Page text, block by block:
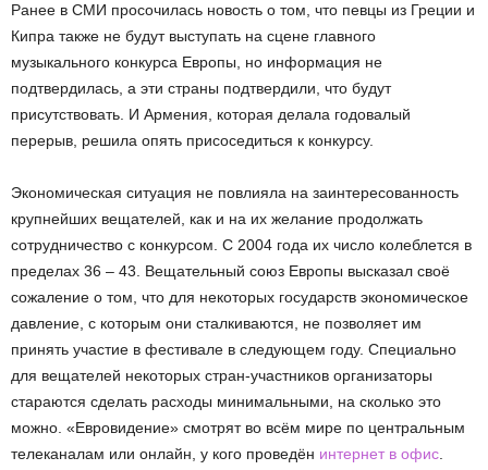
Ранее в СМИ просочилась новость о том, что певцы из Греции и
Кипра также не будут выступать на сцене главного
музыкального конкурса Европы, но информация не
подтвердилась, а эти страны подтвердили, что будут
присутствовать. И Армения, которая делала годовалый
перерыв, решила опять присоседиться к конкурсу.
Экономическая ситуация не повлияла на заинтересованность
крупнейших вещателей, как и на их желание продолжать
сотрудничество с конкурсом. С 2004 года их число колеблется в
пределах 36 – 43. Вещательный союз Европы высказал своё
сожаление о том, что для некоторых государств экономическое
давление, с которым они сталкиваются, не позволяет им
принять участие в фестивале в следующем году. Специально
для вещателей некоторых стран-участников организаторы
стараются сделать расходы минимальными, на сколько это
можно. «Евровидение» смотрят во всём мире по центральным
телеканалам или онлайн, у кого проведён интернет в офис